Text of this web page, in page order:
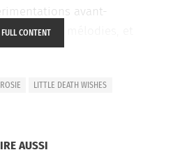
avant-
de mélodies, et
passionnants que
brisées de leurs vies, la
de l’être humain, le fait
CONTENT
LITTLE DEATH WISHES
AUSSI